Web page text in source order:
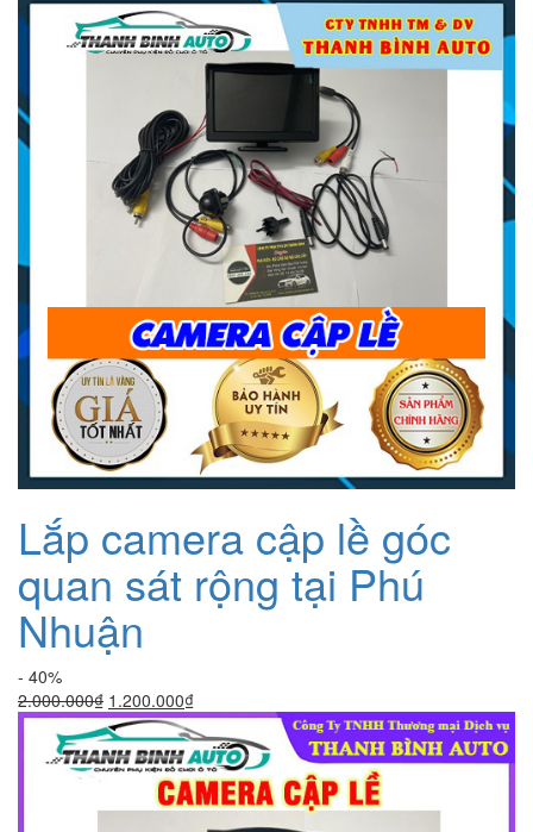
Lắp camera cập lề góc
quan sát rộng tại Phú
Nhuận
- 40%
2.000.000₫ Giá
gốc
là:
2.000.000₫.
1.200.000₫Giá
hiện
tại
là:
1.200.000₫.